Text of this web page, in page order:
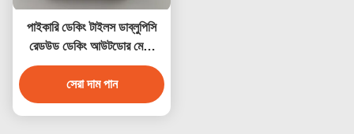
পাইকারি ডেকিং টাইলস ডাব্লুপিসি
রেডউড ডেকিং আউটডোর মেঝে
সজ্জা
সেরা দাম পান